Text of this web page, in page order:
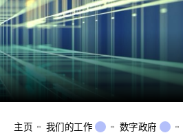
主页 我们的工作 数字政府